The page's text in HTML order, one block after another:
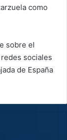
como
sobre el
sociales
de España